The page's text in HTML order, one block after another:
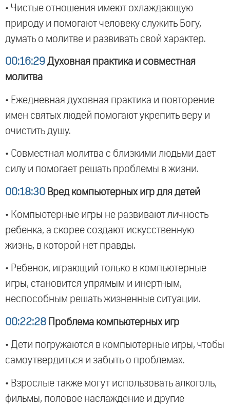
• Чистые отношения имеют охлаждающую
природу и помогают человеку служить Богу,
думать о молитве и развивать свой характер.
00:16:29 Духовная практика и совместная
молитва
• Ежедневная духовная практика и повторение
имен святых людей помогают укрепить веру и
очистить душу.
• Совместная молитва с близкими людьми дает
силу и помогает решать проблемы в жизни.
00:18:30 Вред компьютерных игр для детей
• Компьютерные игры не развивают личность
ребенка, а скорее создают искусственную
жизнь, в которой нет правды.
• Ребенок, играющий только в компьютерные
игры, становится упрямым и инертным,
неспособным решать жизненные ситуации.
00:22:28 Проблема компьютерных игр
• Дети погружаются в компьютерные игры, чтобы
самоутвердиться и забыть о проблемах.
• Взрослые также могут использовать алкоголь,
фильмы, половое наслаждение и другие